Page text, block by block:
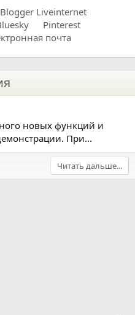
Blogger Liveinternet
Pinterest
почта
новых функций и
При...
Читать дальше...